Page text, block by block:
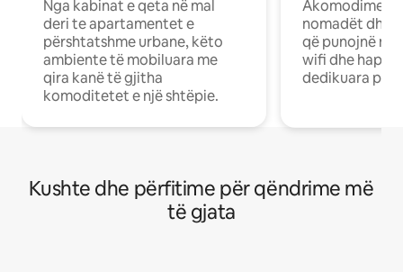
Nga kabinat e qeta në mal
deri te apartamentet e
përshtatshme urbane, këto
ambiente të mobiluara me
qira kanë të gjitha
komoditetet e një shtëpie.
Akomodime
nomadët dhe
që punojnë në
wifi dhe
dedikuara
Kushte dhe përfitime për qëndrime më
të gjata